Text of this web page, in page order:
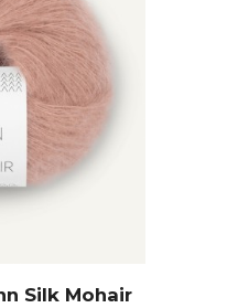
Silk Mohair